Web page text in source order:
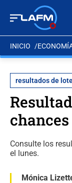
INICIO
resultados de
Consulte los
el lunes.
Mónica